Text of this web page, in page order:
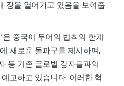
장을 열어가고 있음을 보여줍
은 중국이 무어의 법칙의 한계
새로운 돌파구를 제시하며,
등 기존 글로벌 강자들과의
고하고 있습니다. 이러한 혁